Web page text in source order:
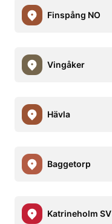
Finspång NO
Vingåker
Hävla
Baggetorp
Katrineholm SV